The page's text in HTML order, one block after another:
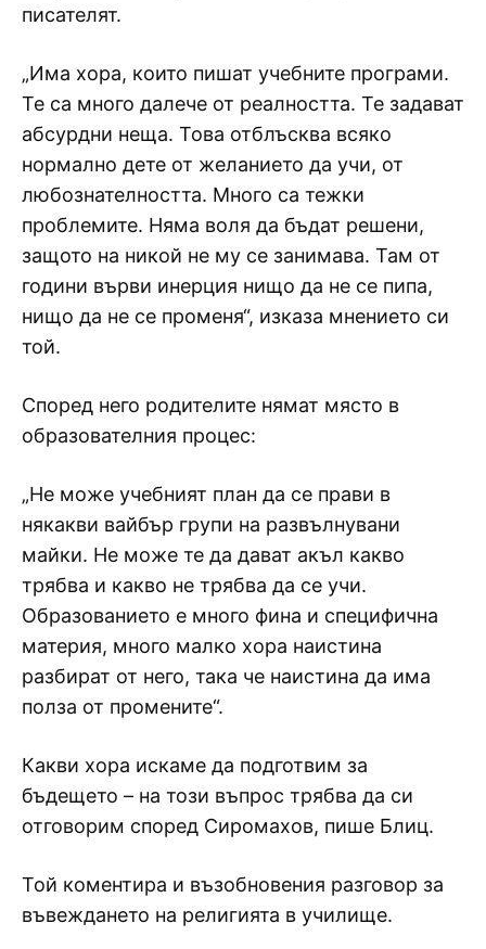
писателят.
„Има хора, които пишат учебните програми.
Те са много далече от реалността. Те задават
абсурдни неща. Това отблъсква всяко
нормално дете от желанието да учи, от
любознателността. Много са тежки
проблемите. Няма воля да бъдат решени,
защото на никой не му се занимава. Там от
години върви инерция нищо да не се пипа,
нищо да не се променя“, изказа мнението си
той.
Според него родителите нямат място в
образователния процес:
„Не може учебният план да се прави в
някакви вайбър групи на развълнувани
майки. Не може те да дават акъл какво
трябва и какво не трябва да се учи.
Образованието е много фина и специфична
материя, много малко хора наистина
разбират от него, така че наистина да има
полза от промените“.
Какви хора искаме да подготвим за
бъдещето – на този въпрос трябва да си
отговорим според Сиромахов, пише Блиц.
Той коментира и възобновения разговор за
въвеждането на религията в училище.